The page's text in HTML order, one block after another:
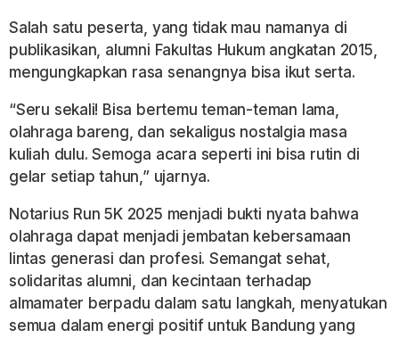
Salah satu peserta, yang tidak mau namanya di
publikasikan, alumni Fakultas Hukum angkatan 2015,
mengungkapkan rasa senangnya bisa ikut serta.
“Seru sekali! Bisa bertemu teman-teman lama,
olahraga bareng, dan sekaligus nostalgia masa
kuliah dulu. Semoga acara seperti ini bisa rutin di
gelar setiap tahun,” ujarnya.
Notarius Run 5K 2025 menjadi bukti nyata bahwa
olahraga dapat menjadi jembatan kebersamaan
lintas generasi dan profesi. Semangat sehat,
solidaritas alumni, dan kecintaan terhadap
almamater berpadu dalam satu langkah, menyatukan
semua dalam energi positif untuk Bandung yang